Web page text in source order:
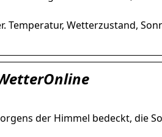
Temperatur, Wetterzustand,
der Himmel bedeckt, die